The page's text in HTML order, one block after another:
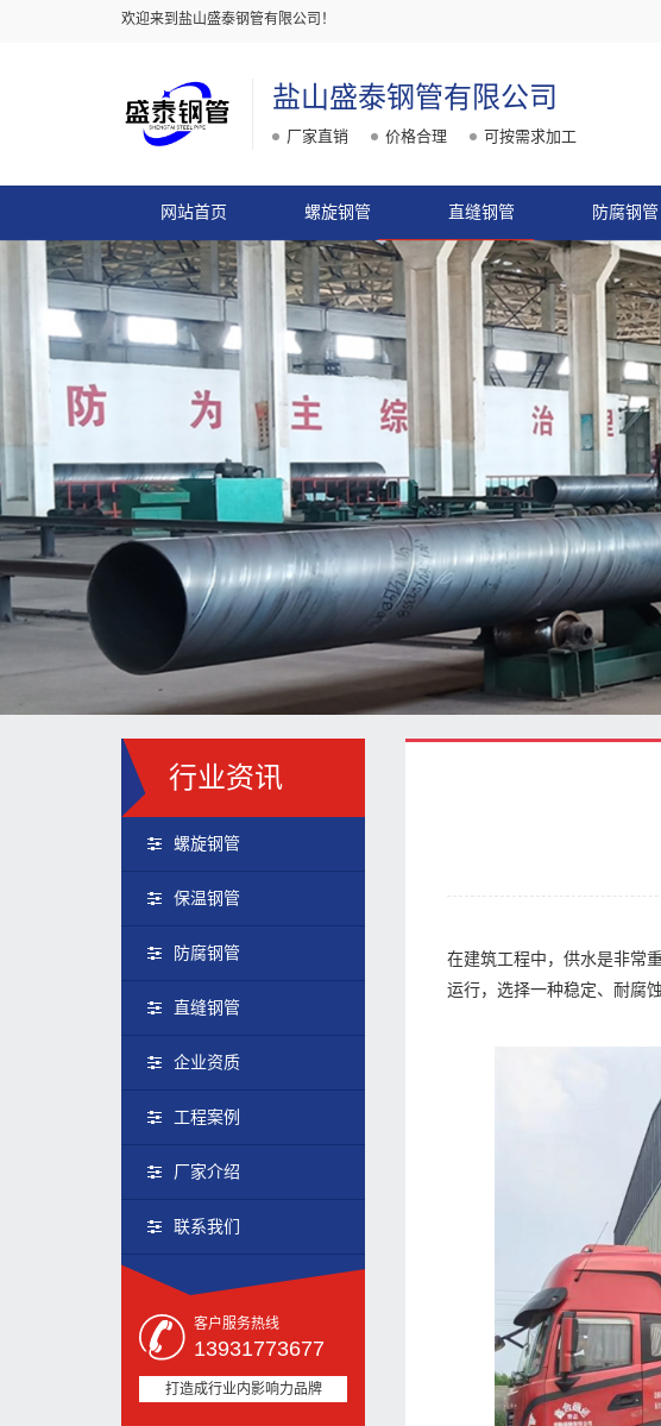
欢迎来到盐山盛泰钢管有限公司！
盐山盛泰钢管有限公司
厂家直销 价格合理 可按需求加工
网站首页 螺旋钢管 直缝钢管 防腐钢管
行业资讯
螺旋钢管
保温钢管
防腐钢管
直缝钢管
企业资质
工程案例
厂家介绍
联系我们
客户服务热线
13931773677
打造成行业内影响力品牌
在建筑工程中，供水是非常
运行，选择一种稳定、耐腐